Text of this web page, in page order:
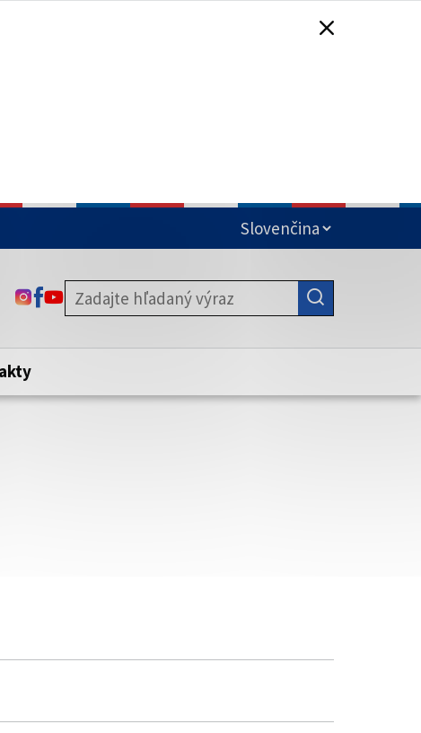
Zabezpečená stránka vždy začína
webového sídla.
ODKAZ SA OTVORÍ NA NOVEJ KARTE
ODKAZ SA OTVORÍ NA NOVEJ KARTE
ODKAZ SA OTVORÍ NA NOVEJ KARTE